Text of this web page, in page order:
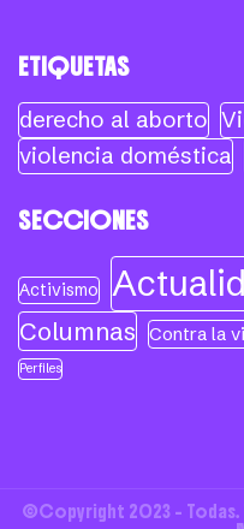
ETIQUETAS
derecho al aborto
violencia doméstica
SECCIONES
Activismo
Columnas Contra la
Perfiles
©Copyright 2023 -